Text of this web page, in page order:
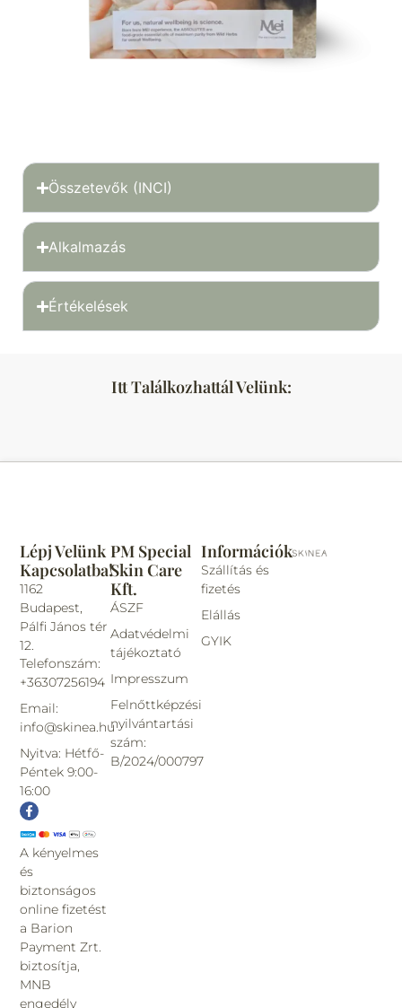
Összetevők (INCI)
Alkalmazás
Értékelések
Itt Találkozhattál Velünk:
Információk
Szállítás és
fizetés
Elállás
GYIK
PM Special
Skin Care
Kft.
ÁSZF
Adatvédelmi
tájékoztató
Impresszum
Felnőttképzési
nyilvántartási
szám:
B/2024/000797
Lépj Velünk
Kapcsolatba!
1162
Budapest,
Pálfi János tér
12.
Telefonszám:
+36307256194
Email:
info@skinea.hu
Nyitva: Hétfő-
Péntek 9:00-
16:00
A kényelmes
és
biztonságos
online fizetést
a Barion
Payment Zrt.
biztosítja,
MNB
engedély